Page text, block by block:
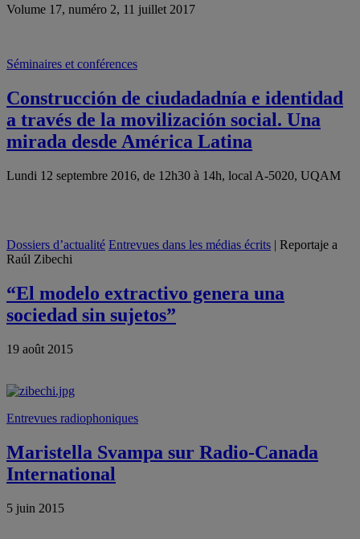
Volume 17, numéro 2, 11 juillet 2017
Séminaires et conférences
Construcción de ciudadadnía e identidad
a través de la movilización social. Una
mirada desde América Latina
Lundi 12 septembre 2016, de 12h30 à 14h, local A-5020, UQAM
Dossiers d’actualité Entrevues dans les médias écrits | Reportaje a
Raúl Zibechi
“El modelo extractivo genera una
sociedad sin sujetos”
19 août 2015
Entrevues radiophoniques
Maristella Svampa sur Radio-Canada
International
5 juin 2015